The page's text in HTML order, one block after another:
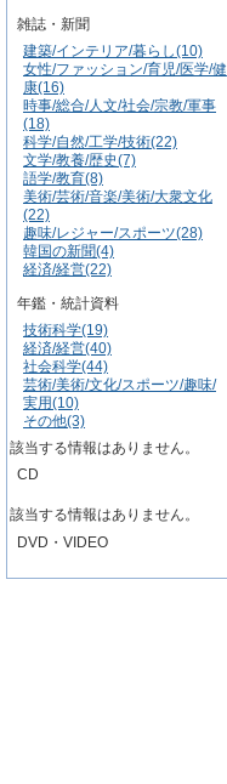
雑誌・新聞
建築/インテリア/暮らし(10)
女性/ファッション/育児/医学/健
康(16)
時事/総合/人文/社会/宗教/軍事
(18)
科学/自然/工学/技術(22)
文学/教養/歴史(7)
語学/教育(8)
美術/芸術/音楽/美術/大衆文化
(22)
趣味/レジャー/スポーツ(28)
韓国の新聞(4)
経済/経営(22)
年鑑・統計資料
技術科学(19)
経済/経営(40)
社会科学(44)
芸術/美術/文化/スポーツ/趣味/
実用(10)
その他(3)
該当する情報はありません。
CD
該当する情報はありません。
DVD・VIDEO